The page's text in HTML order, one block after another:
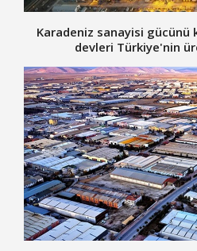
Karadeniz sanayisi gücünü
devleri Türkiye'nin